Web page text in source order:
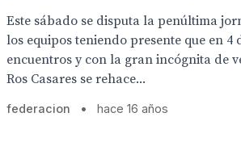
Este sábado se disputa la penúltima
los equipos teniendo presente que en
encuentros y con la gran incógnita de
Ros Casares se rehace...
federacion • hace 16 años